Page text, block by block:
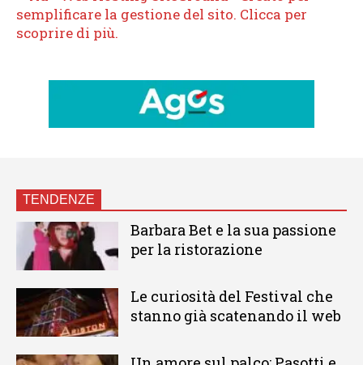
TENDENZE
Barbara Bet e la sua passione
per la ristorazione
Le curiosità del Festival che
stanno già scatenando il web